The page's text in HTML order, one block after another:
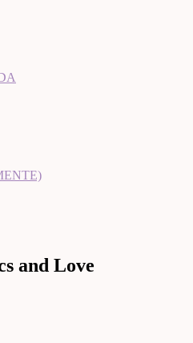
and Love